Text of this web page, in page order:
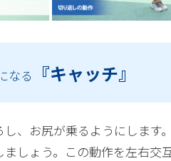
なる 『キャッチ』
、お尻が乗るようにします
しょう。この動作を左右交